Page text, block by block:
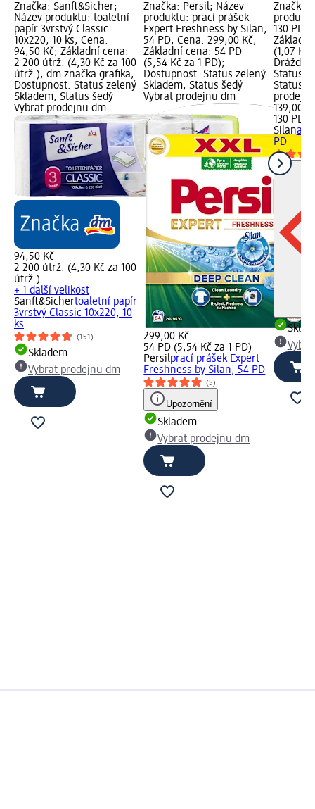
Značka: Sanft&Sicher;
Název produktu: toaletní
papír 3vrstvý Classic
10x220, 10 ks; Cena:
94,50 Kč; Základní cena:
2 200 útrž. (4,30 Kč za 100
útrž.); dm značka grafika;
Dostupnost: Status zelený
Skladem, Status šedý
Vybrat prodejnu dm
94,50 Kč
2 200 útrž. (4,30 Kč za 100
útrž.)
+ 1 další velikost
Sanft&Sichertoaletní papír
3vrstvý Classic 10x220, 10
ks
(151)
Skladem
Vybrat prodejnu dm
Značka: Persil; Název
produktu: prací prášek
Expert Freshness by Silan,
54 PD; Cena: 299,00 Kč;
Základní cena: 54 PD
(5,54 Kč za 1 PD);
Dostupnost: Status zelený
Skladem, Status šedý
Vybrat prodejnu dm
299,00 Kč
54 PD (5,54 Kč za 1 PD)
Persilprací prášek Expert
Freshness by Silan, 54 PD
(5)
Upozornění
Skladem
Vybrat prodejnu dm
Značka:
130 PD;
Základní
(1,07 Kč
Status
Status
139,00
130 PD
Silan
PD